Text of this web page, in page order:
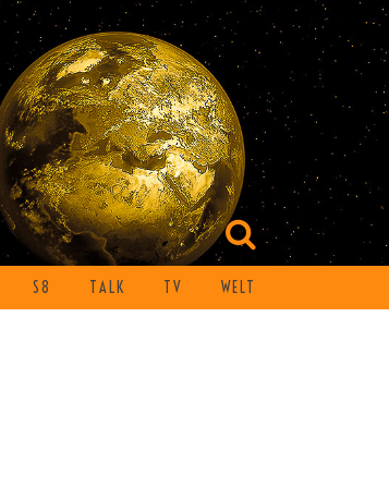
S8 TALK TV WELT